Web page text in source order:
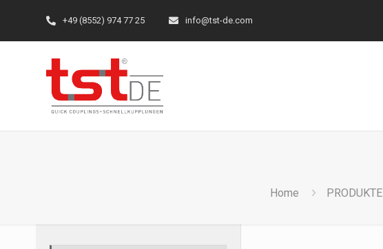
+49 (8552) 974 77 25 info@tst-de.com
Home PRODUKTE